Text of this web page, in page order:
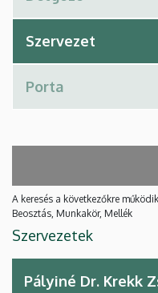
A keresés a következőkre
Beosztás, Munkakör, Mellék
Szervezetek
Pályiné Dr. Krekk